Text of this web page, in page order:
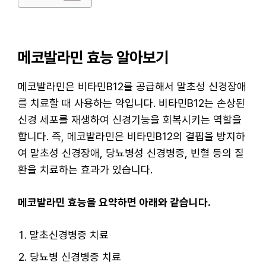
메코발라민 효능 알아보기
메코발라민은 비타민B12를 공급해서 말초성 신경장애
를 치료할 때 사용하는 약입니다. 비타민B12는 손상된
신경 세포를 재생하여 신경기능을 회복시키는 역할을
합니다. 즉, 메코발라민은 비타민B12의 결핍을 방지하
여 말초성 신경장애, 당뇨병성 신경병증, 빈혈 등의 질
환을 치료하는 효과가 있습니다.
메코발라민 효능을 요약하면 아래와 같습니다.
말초신경병증 치료
당뇨병 신경병증 치료